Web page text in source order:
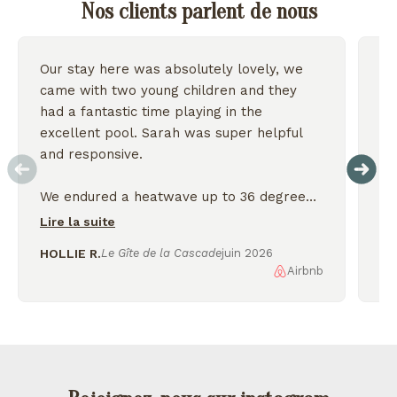
Nos clients parlent de nous
Our stay here was absolutely lovely, we
came with two young children and they
had a fantastic time playing in the
excellent pool. Sarah was super helpful
and responsive.
We endured a heatwave up to 36 degrees
but the house stayed nice and cool and we
We enjoyed exploring the nearby lakes
Lire la suite
HOLLIE R.Le Gîte de la Cascadejuin 2026
Airbnb